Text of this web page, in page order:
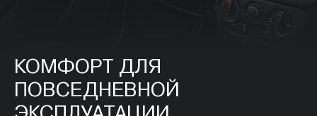
КОМФОРТ ДЛЯ
ПОВСЕДНЕВНОЙ